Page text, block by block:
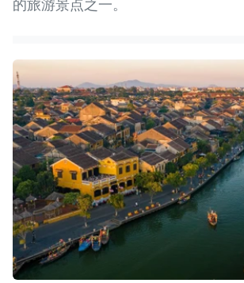
的旅游景点之一。